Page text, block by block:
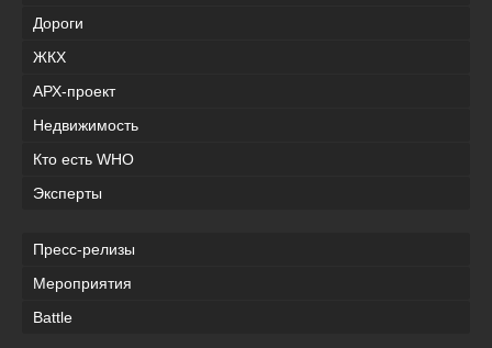
Дороги
ЖКХ
АРХ-проект
Недвижимость
Кто есть WHO
Эксперты
Пресс-релизы
Мероприятия
Battle